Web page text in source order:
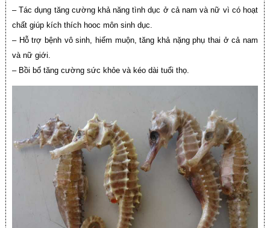
– Tác dụng tăng cường khả năng tình dục ở cả nam và nữ vì có hoạt
chất giúp kích thích hooc môn sinh dục.
– Hỗ trợ bệnh vô sinh, hiếm muộn, tăng khả nặng phụ thai ở cả nam
và nữ giới.
– Bồi bổ tăng cường sức khỏe và kéo dài tuổi thọ.